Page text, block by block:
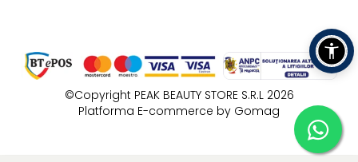
©Copyright PEAK BEAUTY STORE S.R.L 2026
Platforma E-commerce by Gomag